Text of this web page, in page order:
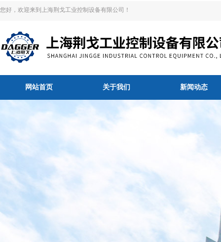
您好，欢迎来到上海荆戈工业控制设备有限公司！
网站首页 关于我们 新闻动态